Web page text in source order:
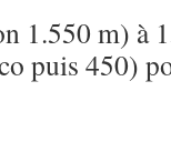
1.550 m) à
puis 450)